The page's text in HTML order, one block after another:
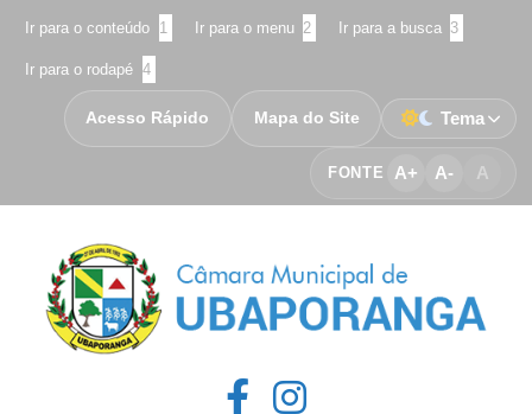
Ir para o conteúdo 1 Ir para o menu 2 Ir para a busca 3
Ir para o rodapé 4
FONTE A+ A- A
Acesso Rápido Mapa do Site Tema